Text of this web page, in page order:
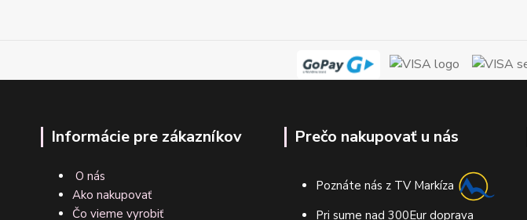
Informácie pre zákazníkov
O nás
Ako nakupovať
Čo vieme vyrobiť
Prečo nakupovať u nás
Poznáte nás z TV Markíza
Pri sume nad 300Eur doprava